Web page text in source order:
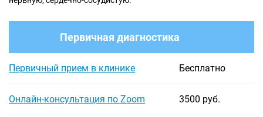
Первичная диагностика
Первичный прием в клинике Бесплатно
Онлайн-консультация по Zoom 3500 руб.